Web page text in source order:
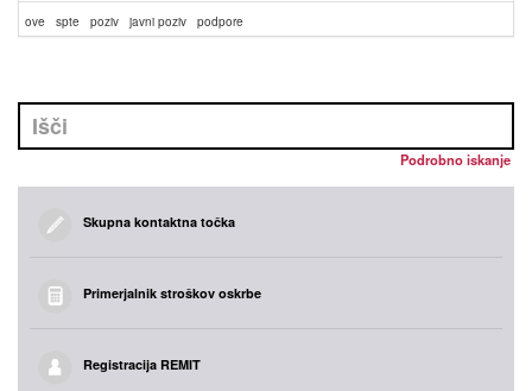
ove spte poziv javni poziv podpore
Podrobno iskanje
Skupna kontaktna točka
Primerjalnik stroškov oskrbe
Registracija REMIT